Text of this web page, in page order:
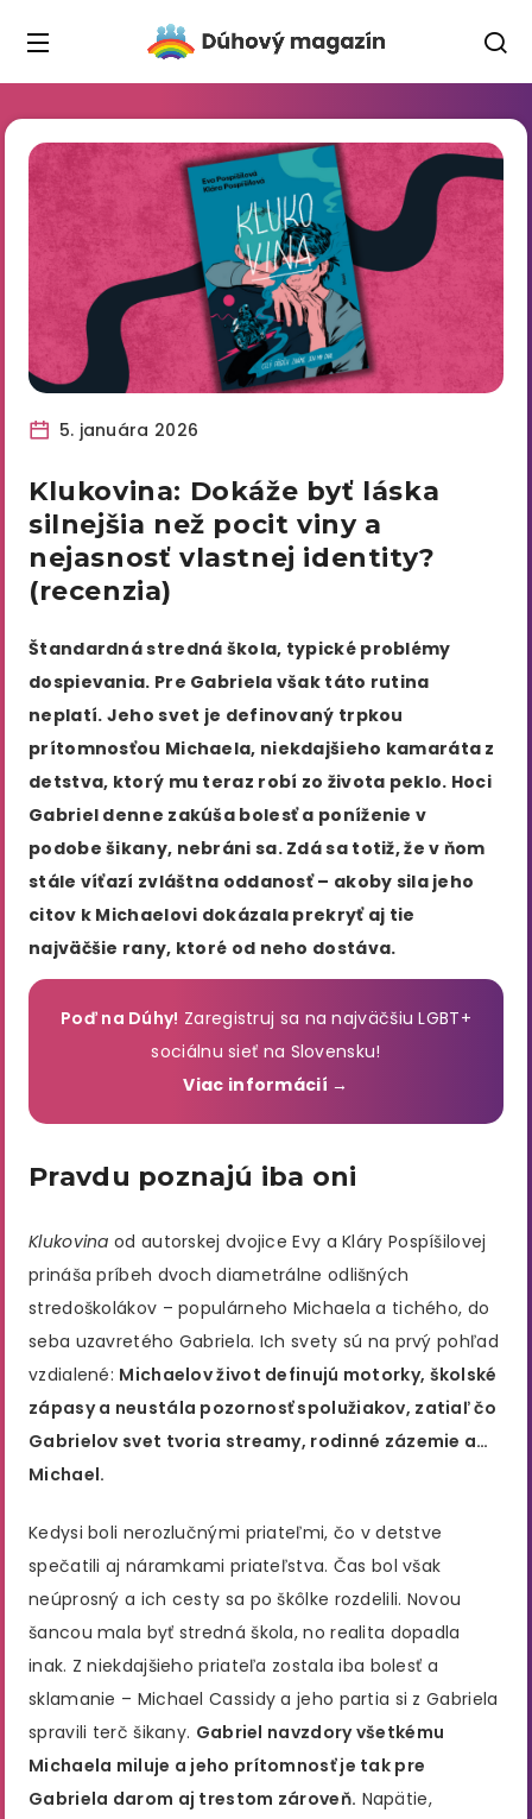
5. januára 2026
Klukovina: Dokáže byť láska
silnejšia než pocit viny a
nejasnosť vlastnej identity?
(recenzia)
Štandardná stredná škola, typické problémy
dospievania. Pre Gabriela však táto rutina
neplatí. Jeho svet je definovaný trpkou
prítomnosťou Michaela, niekdajšieho kamaráta z
detstva, ktorý mu teraz robí zo života peklo. Hoci
Gabriel denne zakúša bolesť a poníženie v
podobe šikany, nebráni sa. Zdá sa totiž, že v ňom
stále víťazí zvláštna oddanosť – akoby sila jeho
citov k Michaelovi dokázala prekryť aj tie
najväčšie rany, ktoré od neho dostáva.
Poď na Dúhy! Zaregistruj sa na najväčšiu LGBT+
sociálnu sieť na Slovensku!
Viac informácií →
Pravdu poznajú iba oni
Klukovina od autorskej dvojice Evy a Kláry Pospíšilovej
prináša príbeh dvoch diametrálne odlišných
stredoškolákov – populárneho Michaela a tichého, do
seba uzavretého Gabriela. Ich svety sú na prvý pohľad
vzdialené: Michaelov život definujú motorky, školské
zápasy a neustála pozornosť spolužiakov, zatiaľ čo
Gabrielov svet tvoria streamy, rodinné zázemie a…
Michael.
Kedysi boli nerozlučnými priateľmi, čo v detstve
spečatili aj náramkami priateľstva. Čas bol však
neúprosný a ich cesty sa po škôlke rozdelili. Novou
šancou mala byť stredná škola, no realita dopadla
inak. Z niekdajšieho priateľa zostala iba bolesť a
sklamanie – Michael Cassidy a jeho partia si z Gabriela
spravili terč šikany. Gabriel navzdory všetkému
Michaela miluje a jeho prítomnosť je tak pre
Gabriela darom aj trestom zároveň. Napätie,